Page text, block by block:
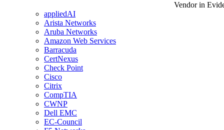
Vendor in
appliedAI
Arista Networks
Aruba Networks
Amazon Web Services
Barracuda
CertNexus
Check Point
Cisco
Citrix
CompTIA
CWNP
Dell EMC
EC-Council